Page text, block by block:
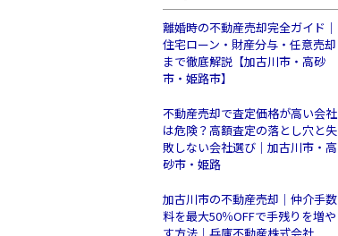
離婚時の不動産売却完全ガイド｜
住宅ローン・財産分与・任意売却
まで徹底解説【加古川市・高砂
市・姫路市】
不動産売却で査定価格が高い会社
は危険？高額査定の落とし穴と失
敗しない会社選び｜加古川市・高
砂市・姫路
加古川市の不動産売却｜仲介手数
料を最大50％OFFで手残りを増や